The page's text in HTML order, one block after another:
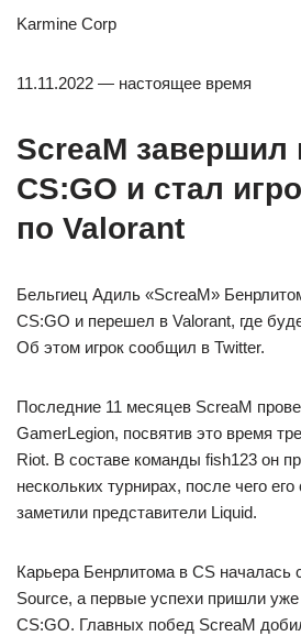
Karmine Corp
11.11.2022 — настоящее время
ScreaM завершил
CS:GO и стал
по Valorant
Бельгиец Адиль «ScreaM»
CS:GO и перешел в Valorant, где
Об этом игрок сообщил в Twitter.
Последние 11 месяцев ScreaM
GamerLegion, посвятив это время
Riot. В составе команды fish123 он
нескольких турнирах, после чего
заметили представители Liquid.
Карьера Бенрлитома в CS началась
Source, а первые успехи пришли
CS:GO. Главных побед ScreaM